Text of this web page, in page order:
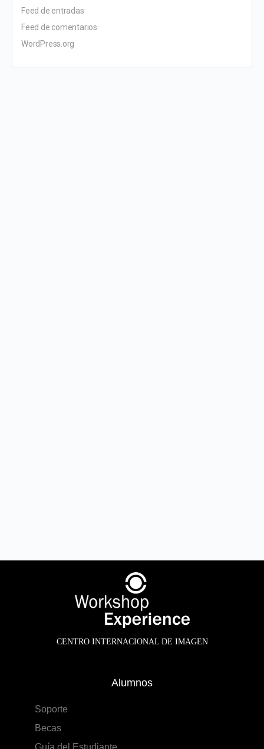
Feed de entradas
Feed de comentarios
WordPress.org
CENTRO INTERNACIONAL DE IMAGEN
Alumnos
Soporte
Becas
Guía del Estudiante